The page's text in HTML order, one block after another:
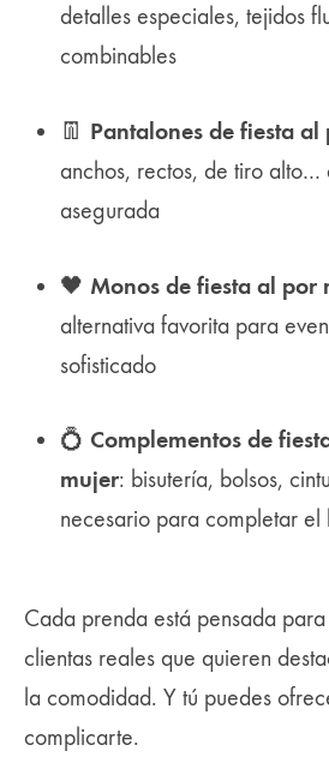
detalles especiales, tejidos
combinables
👖 Pantalones de fiesta
anchos, rectos, de tiro alto…
asegurada
🖤 Monos de fiesta al por
alternativa favorita para
sofisticado
💍 Complementos de
mujer: bisutería, bolsos,
necesario para completar el
Cada prenda está pensada
clientas reales que quieren
la comodidad. Y tú puedes
complicarte.